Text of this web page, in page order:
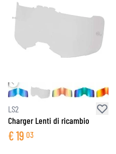
LS2
Charger Lenti di ricambio
€19 03